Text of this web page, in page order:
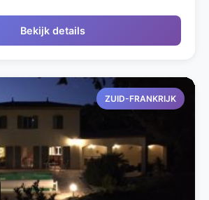
Bekijk details
ZUID-FRANKRIJK